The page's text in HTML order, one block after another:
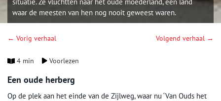
waar de meesten van hen nog nooit geweest waren.
← Vorig verhaal Volgend verhaal →
4 min Voorlezen
Een oude herberg
Op de plek aan het einde van de Zijlweg, waar nu ‘Van Ouds het